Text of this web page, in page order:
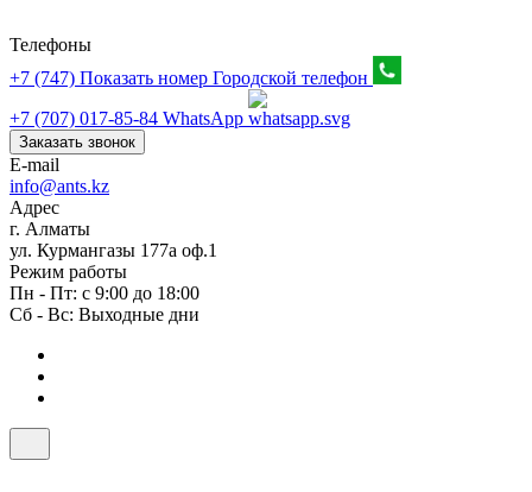
Телефоны
+7 (747) Показать номер Городской телефон
+7 (707) 017-85-84 WhatsApp
Заказать звонок
E-mail
info@ants.kz
Адрес
г. Алматы
ул. Курмангазы 177а оф.1
Режим работы
Пн - Пт: с 9:00 до 18:00
Сб - Вс: Выходные дни